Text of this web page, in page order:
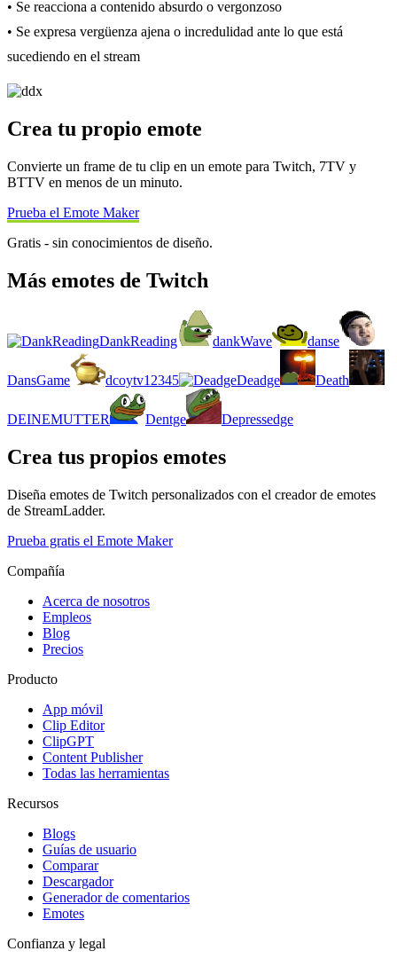
• Se reacciona a contenido absurdo o vergonzoso
• Se expresa vergüenza ajena o incredulidad ante lo que está
sucediendo en el stream
Crea tu propio emote
Convierte un frame de tu clip en un emote para Twitch, 7TV y
BTTV en menos de un minuto.
Prueba el Emote Maker
Gratis - sin conocimientos de diseño.
Más emotes de Twitch
DankReading dankWave danse
DansGame dcoytv12345 Deadge Death
DEINEMUTTER Dentge Depressedge
Crea tus propios emotes
Diseña emotes de Twitch personalizados con el creador de emotes
de StreamLadder.
Prueba gratis el Emote Maker
Compañía
Acerca de nosotros
Empleos
Blog
Precios
Producto
App móvil
Clip Editor
ClipGPT
Content Publisher
Todas las herramientas
Recursos
Blogs
Guías de usuario
Comparar
Descargador
Generador de comentarios
Emotes
Confianza y legal